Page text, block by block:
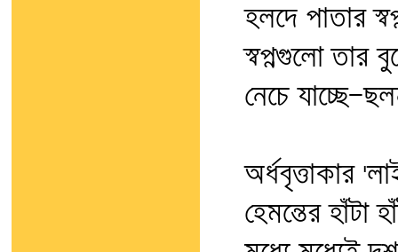
হলদে পাতার
স্বপ্নগুলো তার
নেচে
অর্ধবৃত্তাকার
হেমন্তের হাঁটা